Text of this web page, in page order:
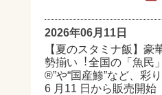
2026年06月11日
【夏のスタミナ飯】豪
勢揃い︕全国の「⿂⺠
®”や“国産鯵”など、彩
6 ⽉11 ⽇から販売開始